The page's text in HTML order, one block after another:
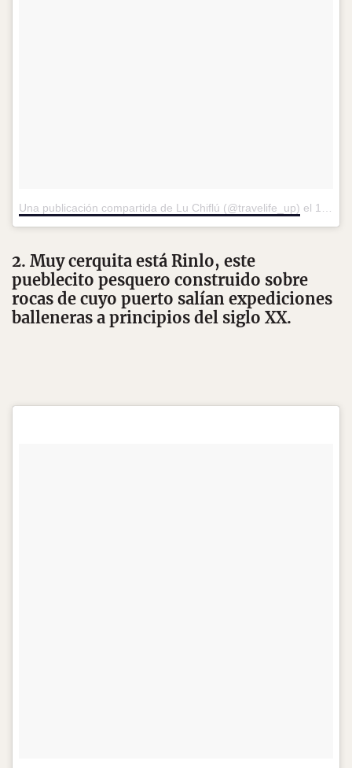
Una publicación compartida de Lu Chiflú (@travelife_up) el 16 de Mar de 2017 a la(s) 9:55 PDT
2. Muy cerquita está Rinlo, este
pueblecito pesquero construido sobre
rocas de cuyo puerto salían expediciones
balleneras a principios del siglo XX.